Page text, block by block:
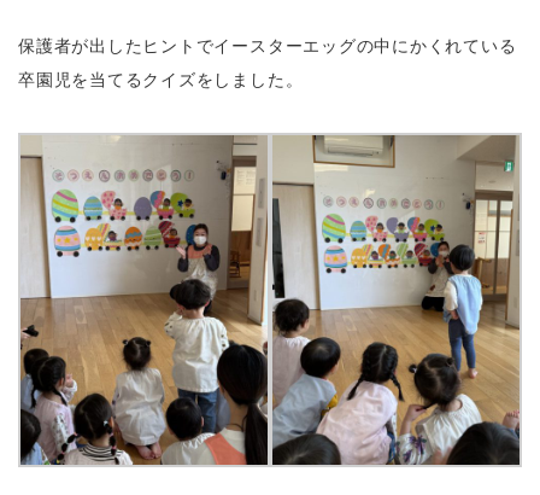
保護者が出したヒントでイースターエッグの中にかくれている
卒園児を当てるクイズをしました。